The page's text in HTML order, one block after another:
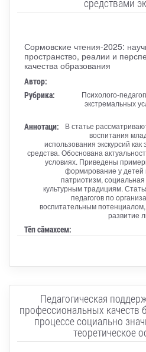
Сормовские чтения-2025:
пространство, реалии и
качества образования
Автор:
Рубрика:
Психолого-
экстремальных
Аннотаци:
В статье
воспитания
использования экскурсий
средства. Обоснована
условиях. Приведены
формирование у детей
патриотизм,
культурным традициям.
педагогов по
воспитательным
развитие
Тӗп сӑмахсем:
Педагогическая
профессиональных качеств
процессе социально
теоретическое